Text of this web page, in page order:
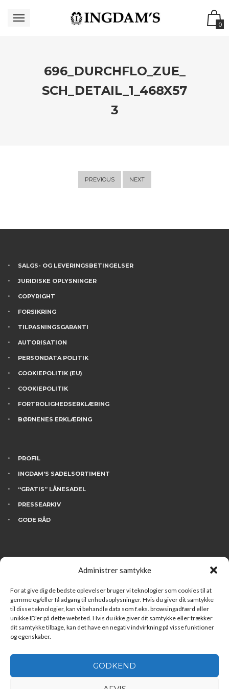
Administrer samtykke
For at give dig de bedste oplevelser bruger vi teknologier som cookies til at
gemme og/eller få adgang til enhedsoplysninger. Hvis du giver dit samtykke
til disse teknologier, kan vi behandle data som f.eks. browsingadfærd eller
unikke ID'er på dette websted. Hvis du ikke giver dit samtykke eller trækker
dit samtykke tilbage, kan det have en negativ indvirkning på visse funktioner
og egenskaber.
GODKEND
0
696_DURCHFLO_ZUE_
SCH_DETAIL_1_468X57
3
PREVIOUS NEXT
SALGS- OG LEVERINGSBETINGELSER
JURIDISKE OPLYSNINGER
COPYRIGHT
FORSIKRING
TILPASNINGSGARANTI
AUTORISATION
PERSONDATA POLITIK
COOKIEPOLITIK (EU)
COOKIEPOLITIK
FORTROLIGHEDSERKLÆRING
BØRNENES ERKLÆRING
PROFIL
INGDAM’S SADELSORTIMENT
“GRATIS” LÅNESADEL
PRESSEARKIV
GODE RÅD
KONTAKT
HVEM ER VI
FINANSIERING
LEDIGE STILLINGER